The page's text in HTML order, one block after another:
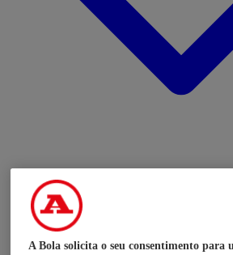
A Bola solicita o seu consentimento para